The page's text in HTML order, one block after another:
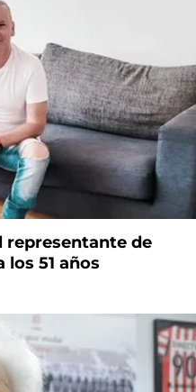
representante de
los 51 años